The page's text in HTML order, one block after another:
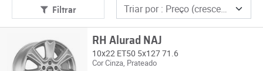
Filtrar
RH Alurad NAJ
10x22 ET50 5x127 71.6
Cor Cinza, Prateado